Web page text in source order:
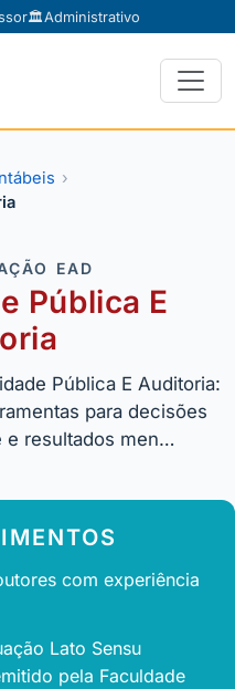
🏛️Administrativo
EAD
Pública E
Pública E Auditoria:
para decisões
e resultados men…
com experiência
Lato Sensu
pela Faculdade